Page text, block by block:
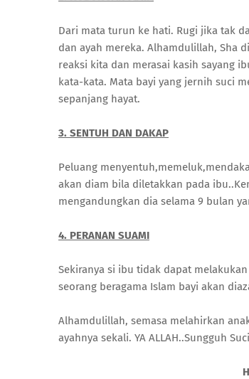
Dari mata turun ke hati. Rugi jika tak
dan ayah mereka. Alhamdulillah, Sha
reaksi kita dan merasai kasih sayang
kata-kata. Mata bayi yang jernih suci
sepanjang hayat.
3. SENTUH DAN DAKAP
Peluang
akan diam bila diletakkan pada
mengandungkan dia selama 9 bulan
4. PERANAN SUAMI
Sekiranya si ibu tidak dapat
seorang beragama Islam bayi akan
Alhamdulillah, semasa melahirkan
ayahnya sekali. YA ALLAH..Sungguh